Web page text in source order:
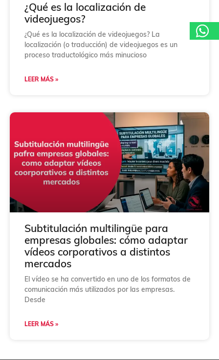
¿Qué es la localización de
videojuegos?
¿Qué es la localización de videojuegos? La
localización (o traducción) de videojuegos es un
proceso traductológico más minucioso
LEER MÁS »
Subtitulación multilingüe para
empresas globales: cómo adaptar
vídeos corporativos a distintos
mercados
El vídeo se ha convertido en uno de los formatos de
comunicación más utilizados por las empresas.
Desde
LEER MÁS »